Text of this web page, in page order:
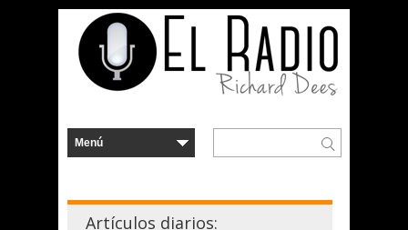
Artículos diarios: